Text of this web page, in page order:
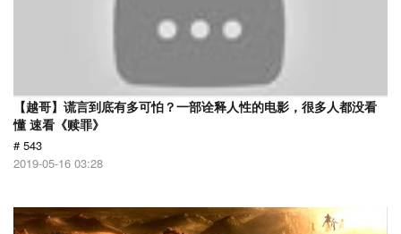
【越哥】谎言到底有多可怕？一部诠释人性的电影，很多人都没看
懂 速看《赎罪》
# 543
2019-05-16 03:28